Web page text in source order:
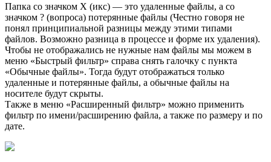
Папка со значком X (икс) — это удаленные файлы, а со
значком ? (вопроса) потерянные файлы (Честно говоря не
понял принципиальной разницы между этими типами
файлов. Возможно разница в процессе и форме их удаления).
Чтобы не отображались не нужные нам файлы мы можем в
меню «Быстрый фильтр» справа снять галочку с пункта
«Обычные файлы». Тогда будут отображаться только
удаленные и потерянные файлы, а обычные файлы на
носителе будут скрыты.
Также в меню «Расширенный фильтр» можно применить
фильтр по имени/расширению файла, а также по размеру и по
дате.